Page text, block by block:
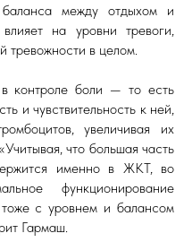
между отдыхом и
на уровни тревоги,
тревожности в целом.
контроле боли — то есть
и чувствительность к ней,
увеличивая их
что большая часть
именно в ЖКТ, во
функционирование
с уровнем и балансом
Гармаш.